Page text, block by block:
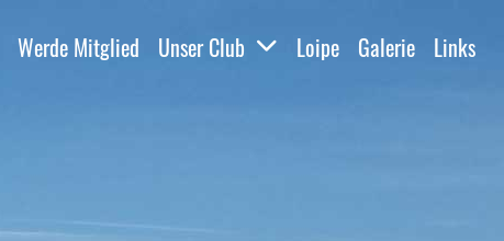
Werde Mitglied Unser Club Loipe Galerie Links